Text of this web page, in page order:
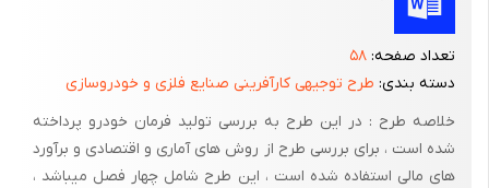
تعداد صفحه: ۵۸
دسته بندی: طرح توجیهی کارآفرینی صنایع فلزی و خودروسازی
خلاصه طرح : در این طرح به بررسی تولید فرمان خودرو پرداخته
شده است ، برای بررسی طرح از روش های آماری و اقتصادی و برآورد
های مالی استفاده شده است ، این طرح شامل چهار فصل میباشد ،